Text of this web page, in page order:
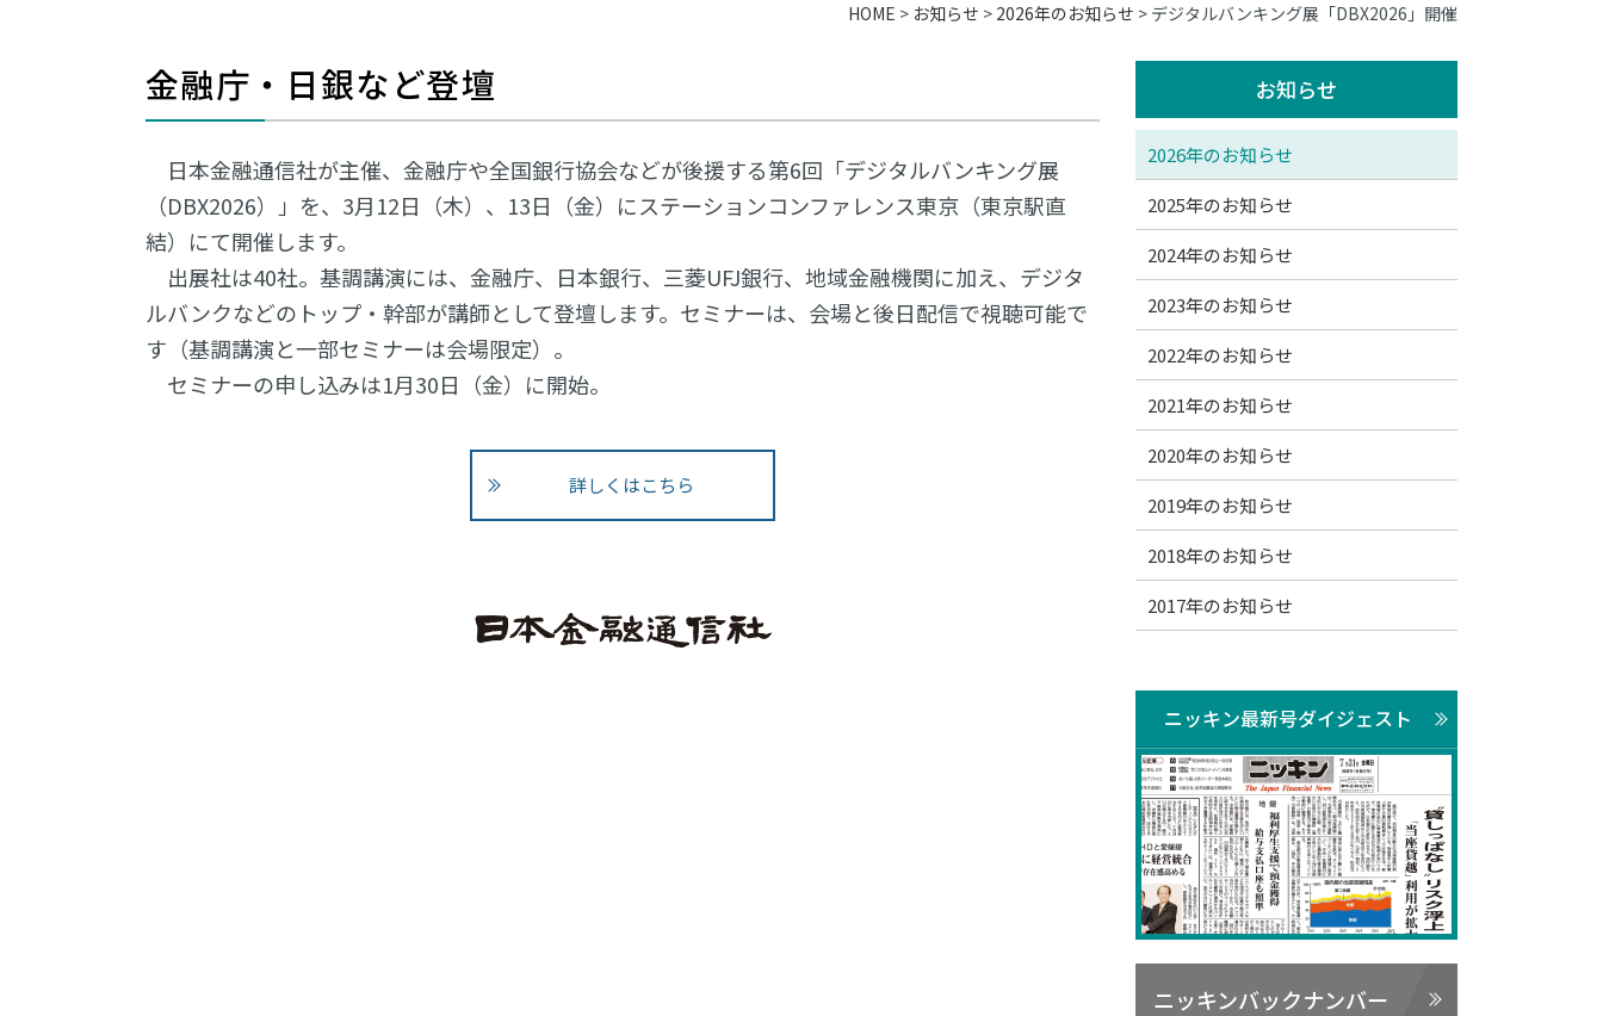
HOME > お知らせ > 2026年のお知らせ > デジタルバンキング展「DBX2026」開催
金融庁・日銀など登壇
日本金融通信社が主催、金融庁や全国銀行協会などが後援する第6回「デジタルバンキング展
（DBX2026）」を、3月12日（木）、13日（金）にステーションコンファレンス東京（東京駅直
結）にて開催します。
出展社は40社。基調講演には、金融庁、日本銀行、三菱UFJ銀行、地域金融機関に加え、デジタ
ルバンクなどのトップ・幹部が講師として登壇します。セミナーは、会場と後日配信で視聴可能で
す（基調講演と一部セミナーは会場限定）。
セミナーの申し込みは1月30日（金）に開始。
詳しくはこちら
お知らせ
2026年のお知らせ
2025年のお知らせ
2024年のお知らせ
2023年のお知らせ
2022年のお知らせ
2021年のお知らせ
2020年のお知らせ
2019年のお知らせ
2018年のお知らせ
2017年のお知らせ
ニッキン最新号ダイジェスト
ニッキンバックナンバー